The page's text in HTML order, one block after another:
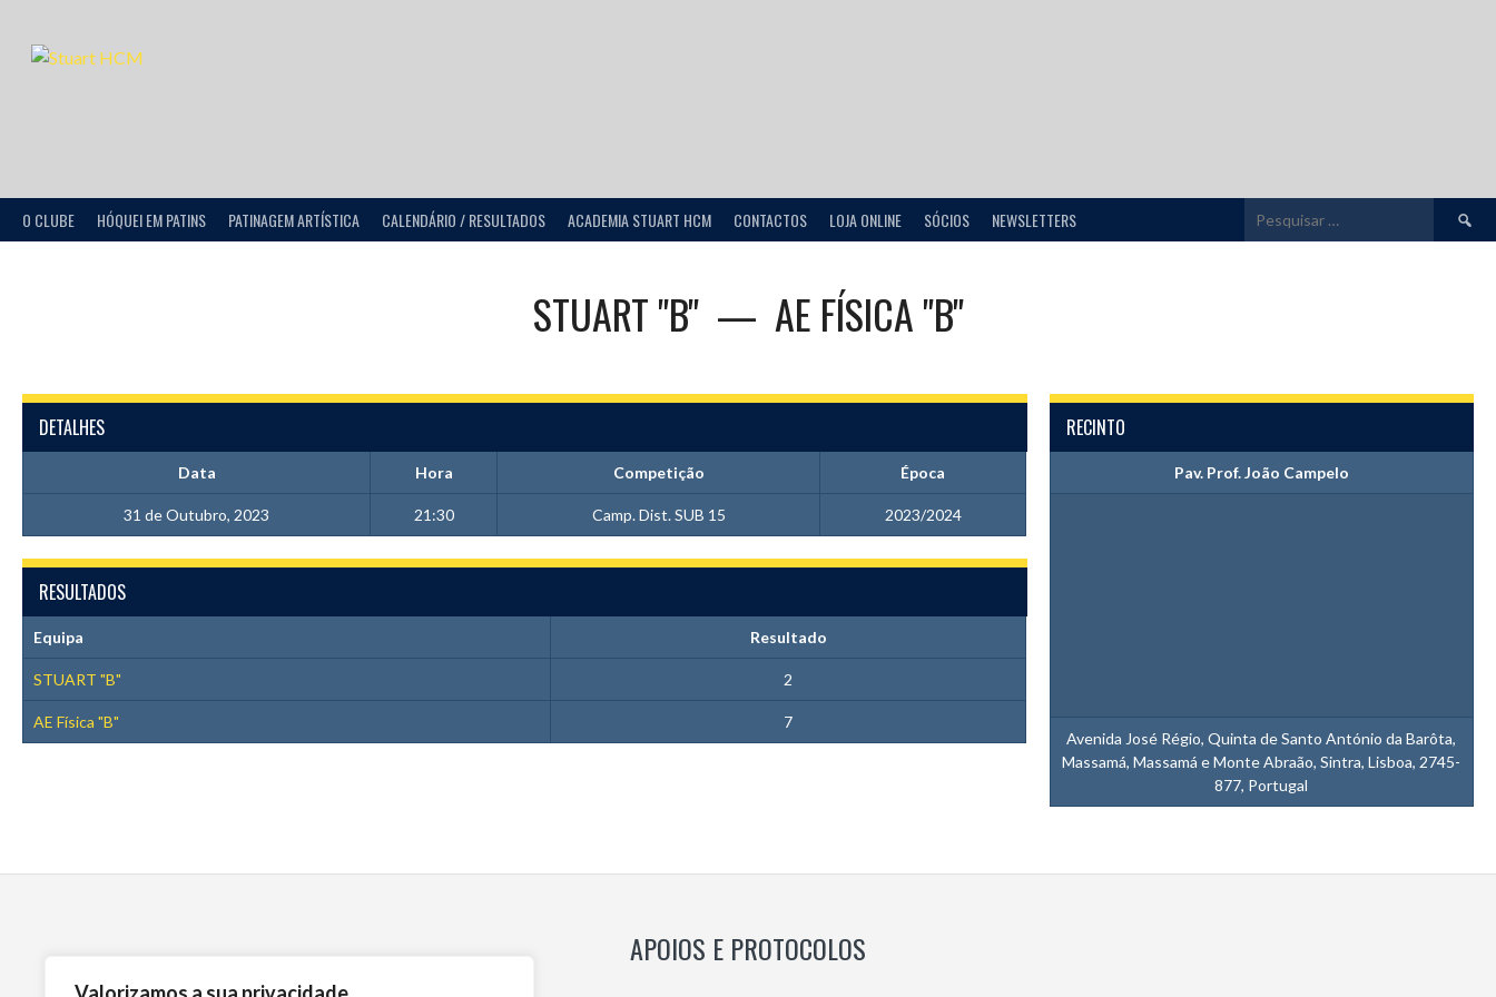
O CLUBE HÓQUEI EM PATINS PATINAGEM ARTÍSTICA CALENDÁRIO / RESULTADOS ACADEMIA STUART HCM CONTACTOS LOJA ONLINE SÓCIOS NEWSLETTERS
por:
STUART "B" — AE FÍSICA "B"
DETALHES
Data Hora Competição Época
31 de Outubro, 2023 21:30 Camp. Dist. SUB 15 2023/2024
RECINTO
Pav. Prof. João Campelo
Avenida José Régio, Quinta de Santo António da Barôta,
Massamá, Massamá e Monte Abraão, Sintra, Lisboa, 2745-
877, Portugal
RESULTADOS
Equipa Resultado
STUART "B" 2
AE Física "B" 7
APOIOS E PROTOCOLOS